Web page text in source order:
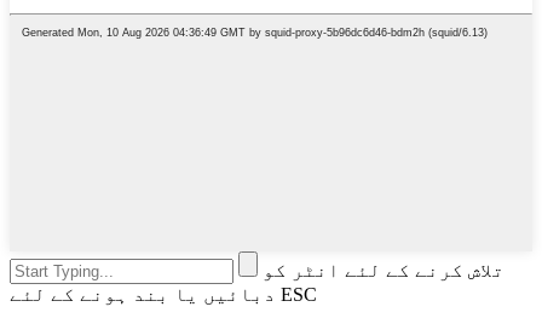
تلاش کرنے کے لئے انٹر کو
دبائیں یا بند ہونے کے لئے ESC